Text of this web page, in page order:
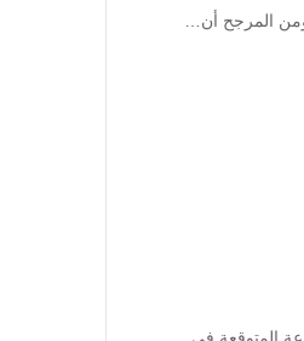
المرجح أن…